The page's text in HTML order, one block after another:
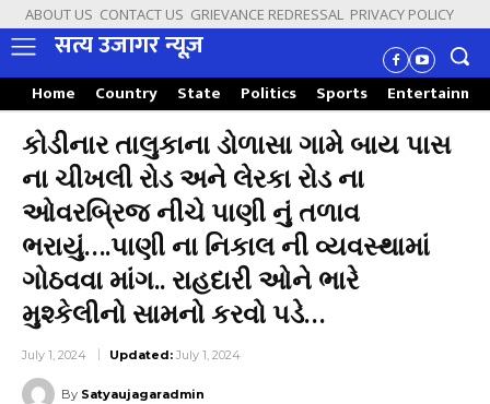
ABOUT US CONTACT US GRIEVANCE REDRESSAL PRIVACY POLICY
सत्य उजागर न्यूज़
Home Country State Politics Sports
કોડીનાર તાલુકાના ડોળાસા ગામે બાય પાસ
ના ચીખલી રોડ અને લેરકા રોડ ના
ઓવરબ્રિજ નીચે પાણી નું તળાવ
ભરાયું….પાણી ના નિકાલ ની વ્યવસ્થામાં
ગોઠવવા માંગ.. રાહદારી ઓને ભારે
મુશ્કેલીનો સામનો કરવો પડે…
July 1, 2024 Updated: July 1, 2024
By Satyaujagaradmin